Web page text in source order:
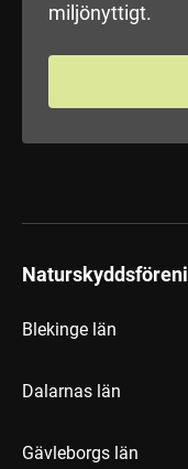
miljönyttigt.
Blekinge län
Dalarnas län
Gävleborgs län